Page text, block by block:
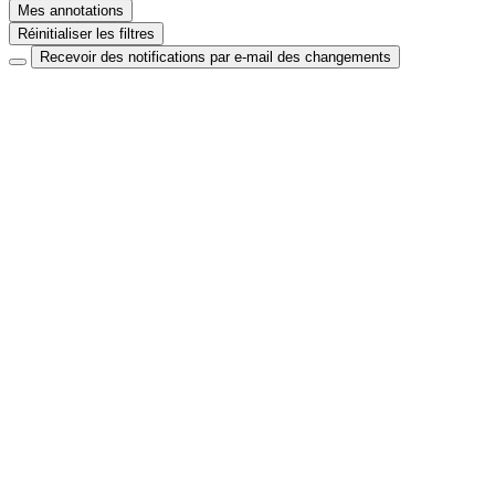
Mes annotations
Réinitialiser les filtres
Recevoir des notifications par e-mail des changements